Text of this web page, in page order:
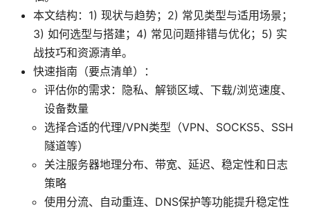
本文结构：1) 现状与趋势；2) 常见类型与适用场景；
3) 如何选型与搭建；4) 常见问题排错与优化；5) 实
战技巧和资源清单。
快速指南（要点清单）：
评估你的需求：隐私、解锁区域、下载/浏览速度、
设备数量
选择合适的代理/VPN类型（VPN、SOCKS5、SSH
隧道等）
关注服务器地理分布、带宽、延迟、稳定性和日志
策略
使用分流、自动重连、DNS保护等功能提升稳定性